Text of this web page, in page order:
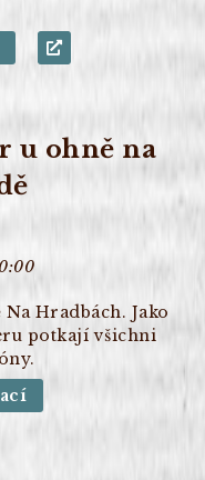
u ohně na
Hradbách. Jako
potkají všichni